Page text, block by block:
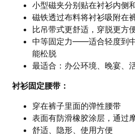
小型磁夹分别贴在衬衫内侧
磁铁透过布料将衬衫吸附在
比吊带式更舒适，穿脱更方
中等固定力——适合轻度到
能松脱
最适合：办公环境、晚宴、
衬衫固定腰带：
穿在裤子里面的弹性腰带
表面有防滑橡胶涂层，通过
舒适、隐形、使用方便